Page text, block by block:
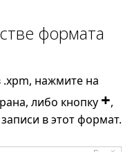
формата
нажмите на
либо кнопку +,
в этот формат.